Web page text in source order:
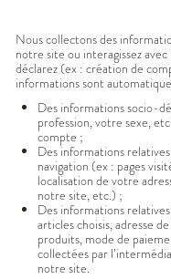
Nous collectons des
notre site ou interagissez
déclarez (ex : création de
informations sont
Des informations socio-
profession, votre sexe,
compte ;
Des informations
navigation (ex : pages
localisation de votre
notre site, etc.) ;
Des informations
articles choisis, adresse
produits, mode de
collectées par
notre site.